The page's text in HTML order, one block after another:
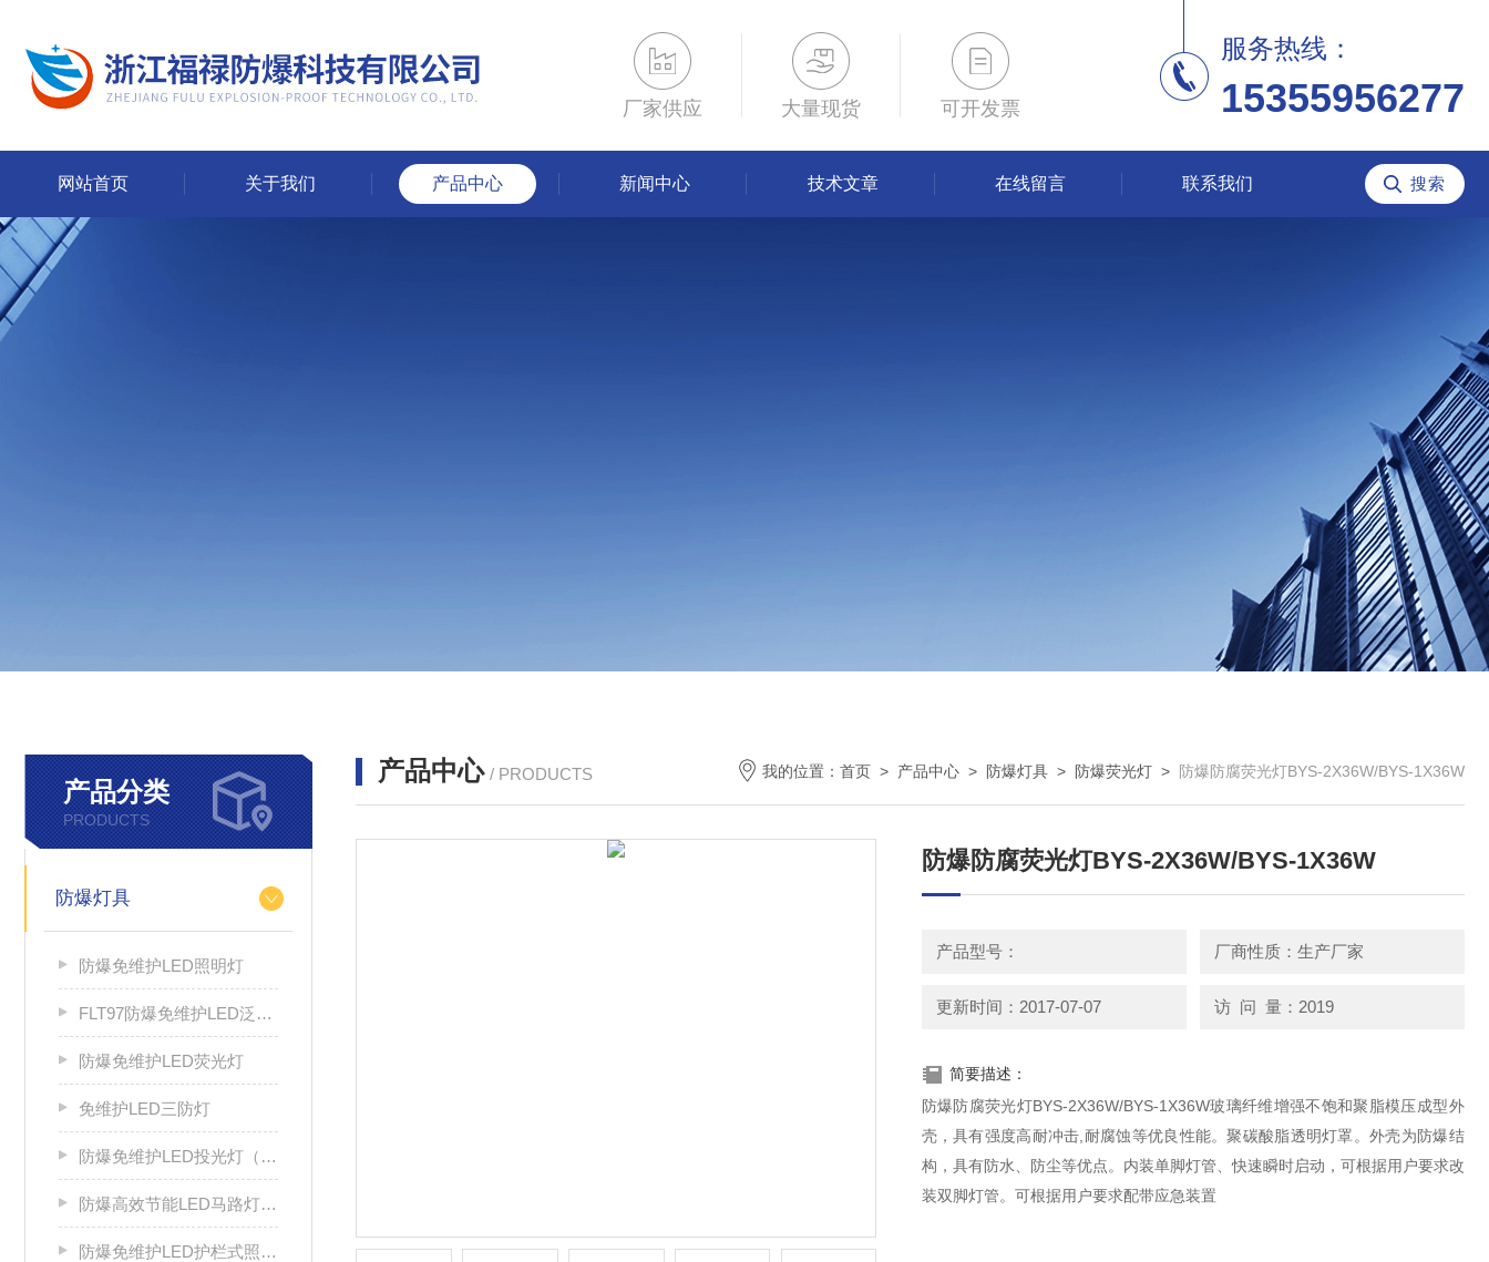
厂家供应 大量现货 可开发票
服务热线：
15355956277
网站首页 关于我们 产品中心 新闻中心 技术文章 在线留言 联系我们
产品分类
PRODUCTS
防爆灯具
防爆免维护LED照明灯
FLT97防爆免维护LED泛光灯
防爆免维护LED荧光灯
免维护LED三防灯
防爆免维护LED投光灯（IIC）
防爆高效节能LED马路灯（IIC）
防爆免维护LED护栏式照明灯（IIC）
产品中心 / PRODUCTS 我的位置： 首页 > 产品中心 > 防爆灯具 > 防爆荧光灯 > 防爆防腐荧光灯BYS-2X36W/BYS-1X36W
防爆防腐荧光灯BYS-2X36W/BYS-1X36W
产品型号： 厂商性质：生产厂家
更新时间：2017-07-07 访 问 量：2019
简要描述：
防爆防腐荧光灯BYS-2X36W/BYS-1X36W玻璃纤维增强不饱和聚脂模压成型外
壳，具有强度高耐冲击,耐腐蚀等优良性能。聚碳酸脂透明灯罩。外壳为防爆结
构，具有防水、防尘等优点。内装单脚灯管、快速瞬时启动，可根据用户要求改
装双脚灯管。可根据用户要求配带应急装置